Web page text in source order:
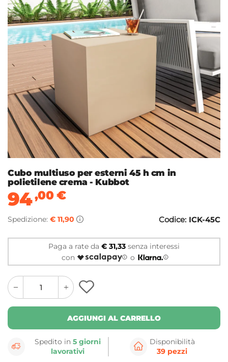
Cubo multiuso per esterni 45 h cm in
polietilene crema - Kubbot
94,00€
Spedizione: € 11,90 Codice: ICK-45C
Paga a rate da € 31,33 senza interessi
con
o
quantity
button
quantity
minus
button
AGGIUNGI AL CARRELLO
Spedito in5 giorni
lavorativi
Disponibilità
39 pezzi